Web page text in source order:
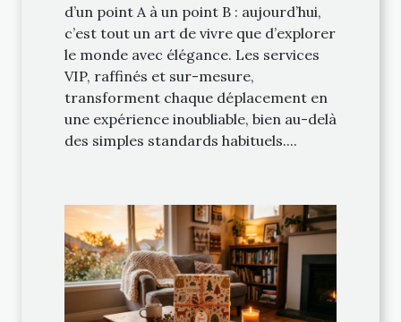
d’un point A à un point B : aujourd’hui,
c’est tout un art de vivre que d’explorer
le monde avec élégance. Les services
VIP, raffinés et sur-mesure,
transforment chaque déplacement en
une expérience inoubliable, bien au-delà
des simples standards habituels....